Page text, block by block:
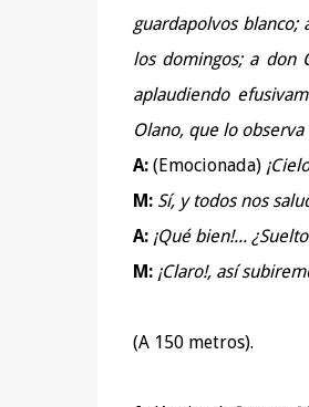
guardapolvos blanco;
los domingos; a don
aplaudiendo
Olano, que lo observa
A: (Emocionada)
M: Sí, y todos nos
A: ¡Qué bien!...
M: ¡Claro!, así
(A 150 metros).